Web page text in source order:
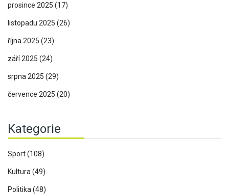
prosince 2025 (17)
listopadu 2025 (26)
října 2025 (23)
září 2025 (24)
srpna 2025 (29)
července 2025 (20)
Kategorie
Sport(108)
Kultura (49)
Politika (48)